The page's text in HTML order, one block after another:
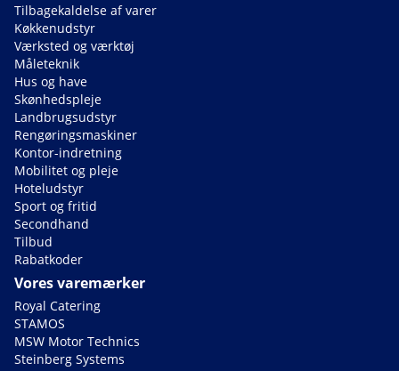
Tilbagekaldelse af varer
Køkkenudstyr
Værksted og værktøj
Måleteknik
Hus og have
Skønhedspleje
Landbrugsudstyr
Rengøringsmaskiner
Kontor-indretning
Mobilitet og pleje
Hoteludstyr
Sport og fritid
Secondhand
Tilbud
Rabatkoder
Vores varemærker
Royal Catering
STAMOS
MSW Motor Technics
Steinberg Systems